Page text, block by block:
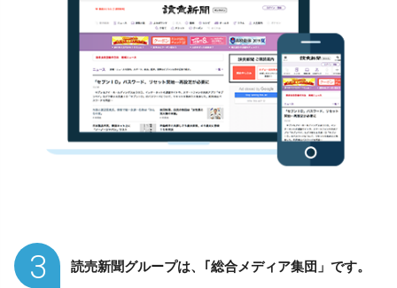
3 読売新聞グループは、｢総合メディア集団」です。